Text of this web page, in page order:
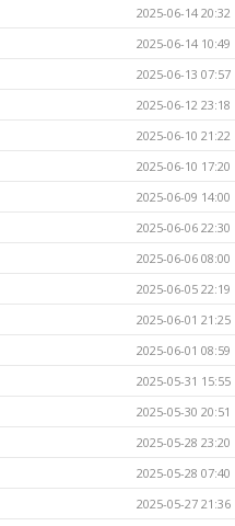
2025-06-14 20:32
2025-06-14 10:49
2025-06-13 07:57
2025-06-12 23:18
2025-06-10 21:22
2025-06-10 17:20
2025-06-09 14:00
2025-06-06 22:30
2025-06-06 08:00
2025-06-05 22:19
2025-06-01 21:25
2025-06-01 08:59
2025-05-31 15:55
2025-05-30 20:51
2025-05-28 23:20
2025-05-28 07:40
2025-05-27 21:36